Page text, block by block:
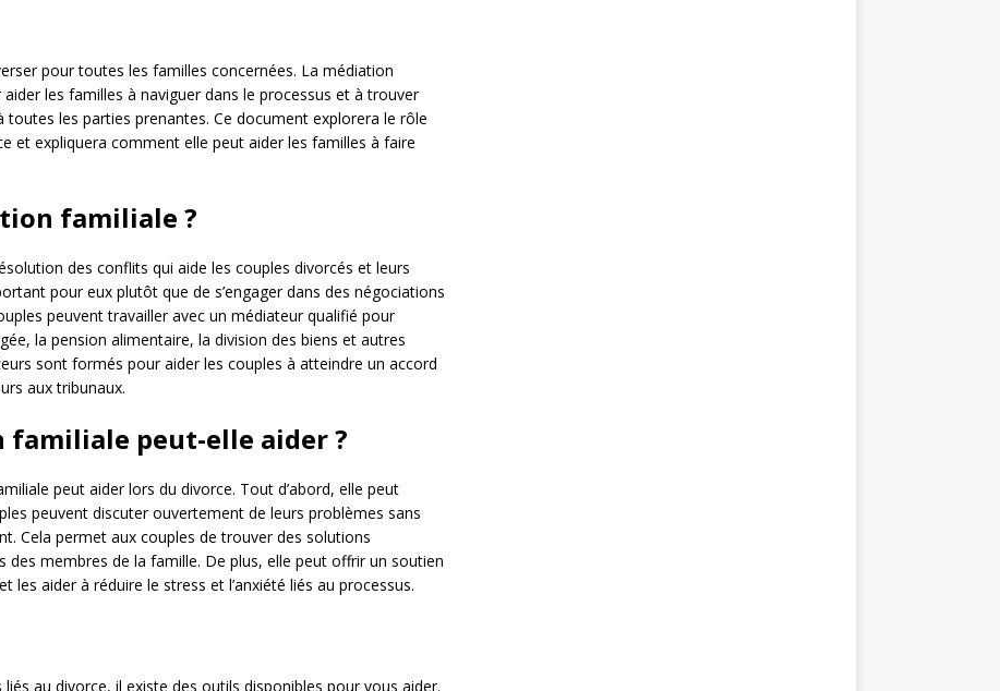
pour toutes les familles concernées. La médiation
les familles à naviguer dans le processus et à trouver
les parties prenantes. Ce document explorera le rôle
et expliquera comment elle peut aider les familles à faire
familiale ?
des conflits qui aide les couples divorcés et leurs
pour eux plutôt que de s’engager dans des négociations
peuvent travailler avec un médiateur qualifié pour
la pension alimentaire, la division des biens et autres
sont formés pour aider les couples à atteindre un accord
aux tribunaux.
familiale peut-elle aider ?
peut aider lors du divorce. Tout d’abord, elle peut
peuvent discuter ouvertement de leurs problèmes sans
Cela permet aux couples de trouver des solutions
membres de la famille. De plus, elle peut offrir un soutien
les aider à réduire le stress et l’anxiété liés au processus.
liés au divorce, il existe des outils disponibles pour vous aider.